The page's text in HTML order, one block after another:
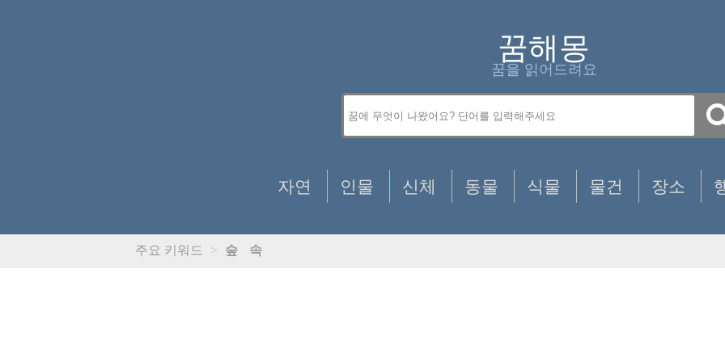
꿈해몽
꿈을 읽어드려요
자연 인물 신체 동물 식물 물건 장소
주요 키워드 > 숲 속